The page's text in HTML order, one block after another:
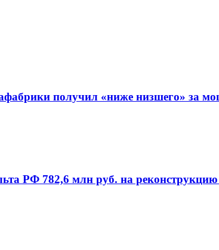
получил «ниже низшего» за
РФ 782,6 млн руб. на реконструкцию